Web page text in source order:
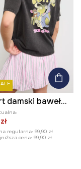
T-shirt damski bawełniany Tom and Jerry
regularna: 99,90 zł
cena: 99,90 zł